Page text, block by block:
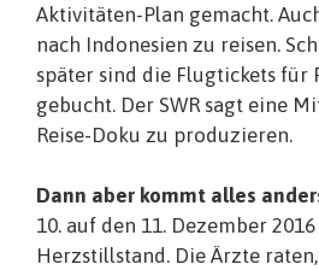
Aktivitäten-Plan gemacht.
nach Indonesien zu reisen.
später sind die Flugtickets für
gebucht. Der SWR sagt eine
Reise-Doku zu produzieren.
Dann aber kommt alles
10. auf den 11. Dezember
Herzstillstand. Die Ärzte